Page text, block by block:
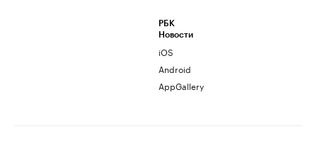
РБК
Новости
iOS
Android
AppGallery